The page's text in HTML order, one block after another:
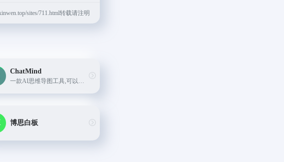
sites/711.html转载请注明
ChatMind
一款AI思维导图工具,可以用于笔记、日程安排、项目管理、头脑风暴等多种场景。它可以帮助快速总结和分析,持续提供创意灵感。
博思白板